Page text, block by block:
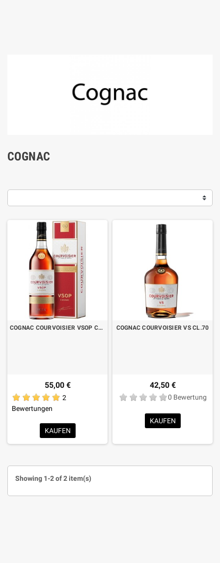
COGNAC
COGNAC COURVOISIER VSOP CL.70
55,00 €
2
Bewertungen
KAUFEN
COGNAC COURVOISIER VS CL.70
42,50 €
0 Bewertung
KAUFEN
Showing 1-2 of 2 item(s)